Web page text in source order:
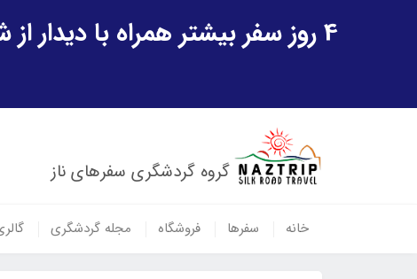
4 روز سفر بیشتر همراه با دیدار از شهر تاریخی خیوه و یک پرواز داخلی ازبکستان هدیه ویژه سفر شهریورماه
گروه گردشگری سفرهای ناز
خانه سفرها فروشگاه مجله گردشگری